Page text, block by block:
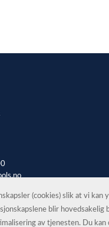
(cookies) slik at vi kan
blir hovedsakelig
av tjenesten. Du kan